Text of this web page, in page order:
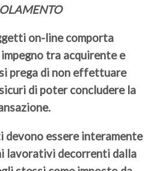
on-line comporta
impegno tra acquirente e
prega di non effettuare
di poter concludere la
essere interamente
lavorativi decorrenti dalla